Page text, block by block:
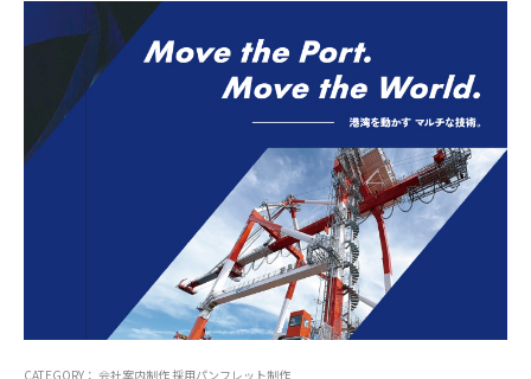
CATEGORY： 会社案内制作 採用パンフレット制作